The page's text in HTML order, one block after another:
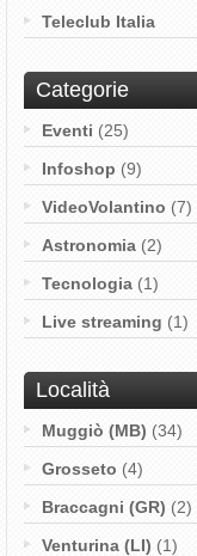
Teleclub Italia
Categorie
Eventi (25)
Infoshop (9)
VideoVolantino (7)
Astronomia (2)
Tecnologia (1)
Live streaming (1)
Località
Muggiò (MB) (34)
Grosseto (4)
Braccagni (GR) (2)
Venturina (LI) (1)